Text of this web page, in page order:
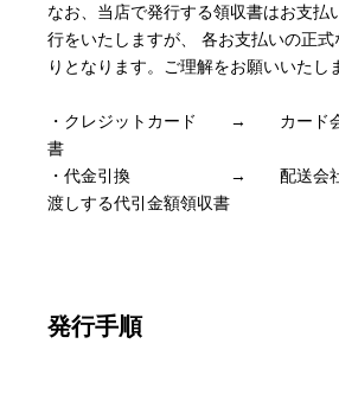
なお、当店で発行する領収書はお支払
行をいたしますが、 各お支払いの正
りとなります。ご理解をお願いいたし
・クレジットカード → カード会
書
・代金引換 → 配送会社が商
渡しする代引金額領収書
発行手順